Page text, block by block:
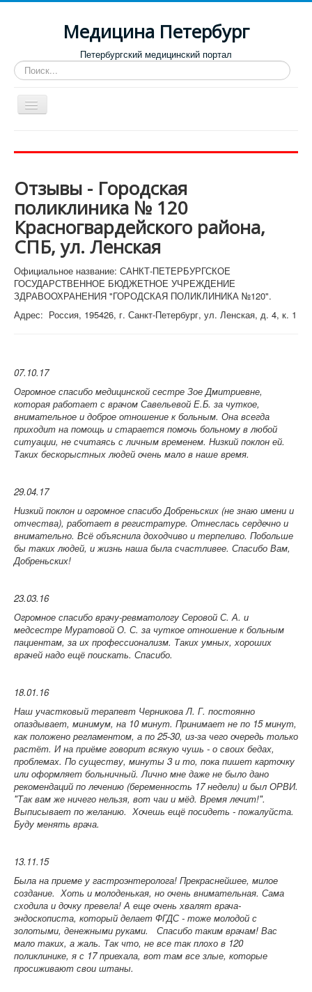
Медицина Петербург
Петербургский медицинский портал
Искать...
Toggle
Navigation
Роддома и женские консультации
Диспансеры
Лучшие клиники по направлениям
Отзывы о медицинских учреждениях
Отзывы - Городская
поликлиника № 120
Красногвардейского района,
СПБ, ул. Ленская
Официальное название: САНКТ-ПЕТЕРБУРГСКОЕ
ГОСУДАРСТВЕННОЕ БЮДЖЕТНОЕ УЧРЕЖДЕНИЕ
ЗДРАВООХРАНЕНИЯ "ГОРОДСКАЯ ПОЛИКЛИНИКА №120".
Адрес: Россия, 195426, г. Санкт-Петербург, ул. Ленская, д. 4, к. 1
07.10.17
Огромное спасибо медицинской сестре Зое Дмитриевне,
которая работает с врачом Савельевой Е.Б. за чуткое,
внимательное и доброе отношение к больным. Она всегда
приходит на помощь и старается помочь больному в любой
ситуации, не считаясь с личным временем. Низкий поклон ей.
Таких бескорыстных людей очень мало в наше время.
29.04.17
Низкий поклон и огромное спасибо Добреньских (не знаю имени и
отчества), работает в регистратуре. Отнеслась сердечно и
внимательно. Всё объяснила доходчиво и терпеливо. Побольше
бы таких людей, и жизнь наша была счастливее. Спасибо Вам,
Добреньских!
23.03.16
Огромное спасибо врачу-ревматологу Серовой С. А. и
медсестре Муратовой О. С. за чуткое отношение к больным
пациентам, за их профессионализм. Таких умных, хороших
врачей надо ещё поискать. Спасибо.
18.01.16
Наш участковый терапевт Черникова Л. Г. постоянно
опаздывает, минимум, на 10 минут. Принимает не по 15 минут,
как положено регламентом, а по 25-30, из-за чего очередь только
растёт. И на приёме говорит всякую чушь - о своих бедах,
проблемах. По существу, минуты 3 и то, пока пишет карточку
или оформляет больничный. Лично мне даже не было дано
рекомендаций по лечению (беременность 17 недели) и был ОРВИ.
"Так вам же ничего нельзя, вот чаи и мёд. Время лечит!".
Выписывает по желанию. Хочешь ещё посидеть - пожалуйста.
Буду менять врача.
13.11.15
Была на приеме у гастроэнтеролога! Прекраснейшее, милое
создание. Хоть и молоденькая, но очень внимательная. Сама
сходила и дочку превела! А еще очень хвалят врача-
эндоскописта, который делает ФГДС - тоже молодой с
золотыми, денежными руками. Спасибо таким врачам! Вас
мало таких, а жаль. Так что, не все так плохо в 120
поликлинике, я с 17 приехала, вот там все злые, которые
просиживают свои штаны.